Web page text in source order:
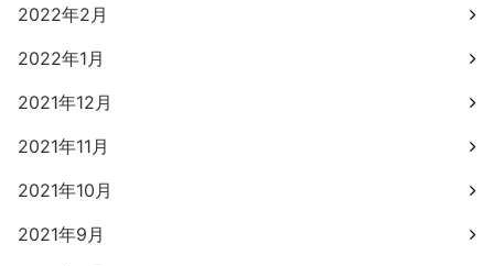
2022年2月
2022年1月
2021年12月
2021年11月
2021年10月
2021年9月